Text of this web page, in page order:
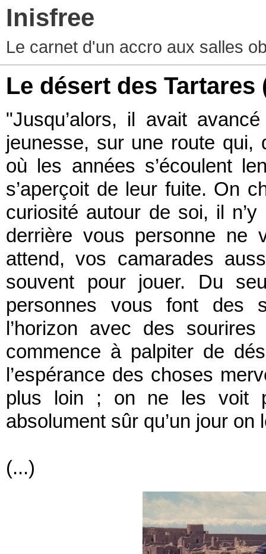
Inisfree
Le carnet d'un accro aux salles
Le désert des Tartares
"Jusqu’alors, il avait
jeunesse, sur une route qui,
où les années s’écoulent
s’aperçoit de leur fuite. On
curiosité autour de soi, il
derrière vous personne ne
attend, vos camarades
souvent pour jouer. Du
personnes vous font des
l’horizon avec des
commence à palpiter de
l’espérance des choses
plus loin ; on ne les voit
absolument sûr qu’un jour on
(...)